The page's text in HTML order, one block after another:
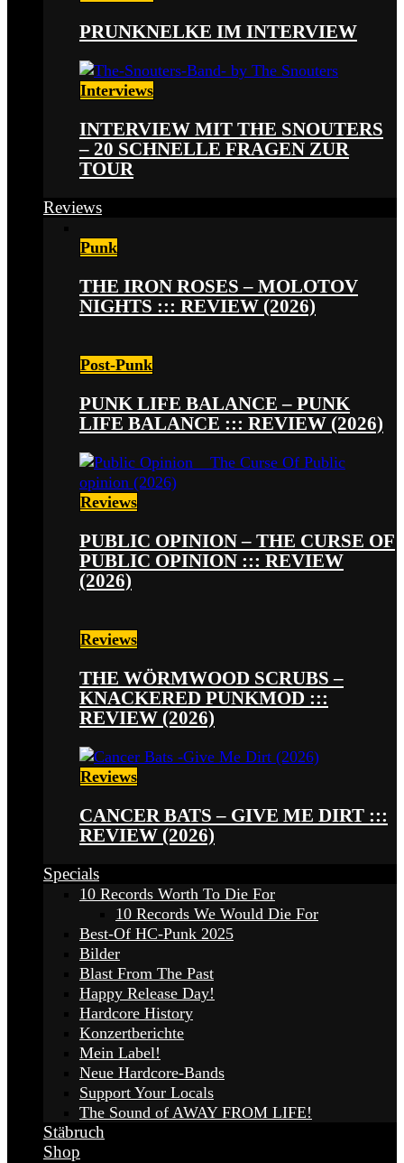
PRUNKNELKE IM INTERVIEW
Interviews
INTERVIEW MIT THE SNOUTERS
– 20 SCHNELLE FRAGEN ZUR
TOUR
Reviews
Punk
THE IRON ROSES – MOLOTOV
NIGHTS ::: REVIEW (2026)
Post-Punk
PUNK LIFE BALANCE – PUNK
LIFE BALANCE ::: REVIEW (2026)
Reviews
PUBLIC OPINION – THE CURSE OF
PUBLIC OPINION ::: REVIEW
(2026)
Reviews
THE WÖRMWOOD SCRUBS –
KNACKERED PUNKMOD :::
REVIEW (2026)
Reviews
CANCER BATS – GIVE ME DIRT :::
REVIEW (2026)
Specials
10 Records Worth To Die For
10 Records We Would Die For
Best-Of HC-Punk 2025
Bilder
Blast From The Past
Happy Release Day!
Hardcore History
Konzertberichte
Mein Label!
Neue Hardcore-Bands
Support Your Locals
The Sound of AWAY FROM LIFE!
Stäbruch
Shop